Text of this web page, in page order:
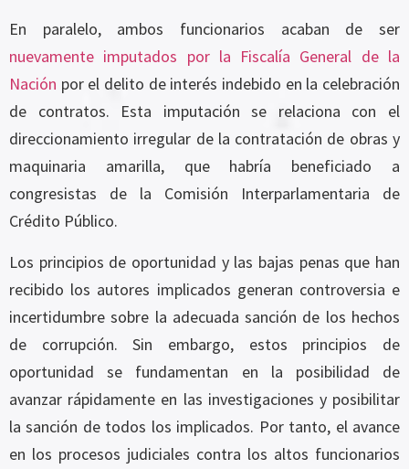
En paralelo, ambos funcionarios acaban de ser
nuevamente imputados por la Fiscalía General de la
Nación por el delito de interés indebido en la celebración
de contratos. Esta imputación se relaciona con el
direccionamiento irregular de la contratación de obras y
maquinaria amarilla, que habría beneficiado a
congresistas de la Comisión Interparlamentaria de
Crédito Público.
Los principios de oportunidad y las bajas penas que han
recibido los autores implicados generan controversia e
incertidumbre sobre la adecuada sanción de los hechos
de corrupción. Sin embargo, estos principios de
oportunidad se fundamentan en la posibilidad de
avanzar rápidamente en las investigaciones y posibilitar
la sanción de todos los implicados. Por tanto, el avance
en los procesos judiciales contra los altos funcionarios